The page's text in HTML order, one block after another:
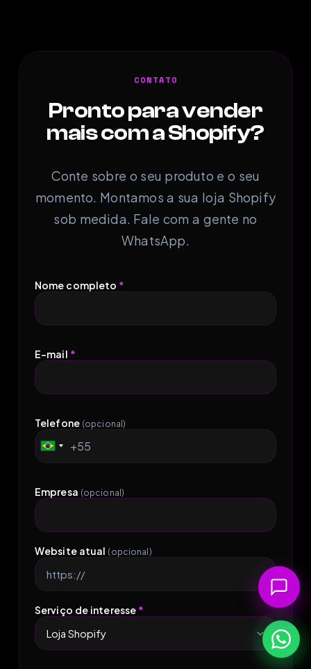
CONTATO
Pronto para vender
mais com a Shopify?
Conte sobre o seu produto e o seu
momento. Montamos a sua loja Shopify
sob medida. Fale com a gente no
WhatsApp.
Nome completo *
E-mail *
Telefone (opcional)
Brazil
+55
+55
Empresa (opcional)
Website atual (opcional)
Serviço de interesse *